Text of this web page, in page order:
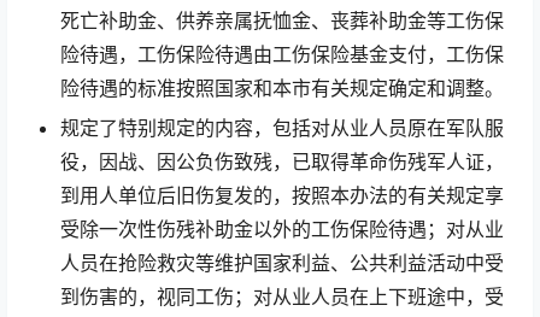
死亡补助金、供养亲属抚恤金、丧葬补助金等工伤保
险待遇，工伤保险待遇由工伤保险基金支付，工伤保
险待遇的标准按照国家和本市有关规定确定和调整。
规定了特别规定的内容，包括对从业人员原在军队服
役，因战、因公负伤致残，已取得革命伤残军人证，
到用人单位后旧伤复发的，按照本办法的有关规定享
受除一次性伤残补助金以外的工伤保险待遇；对从业
人员在抢险救灾等维护国家利益、公共利益活动中受
到伤害的，视同工伤；对从业人员在上下班途中，受